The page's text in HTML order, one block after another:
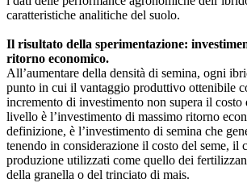
caratteristiche analitiche del suolo.
Il risultato della sperimentazione:
ritorno economico.
All’aumentare della densità di semina, ogni
punto in cui il vantaggio produttivo ottenibile
incremento di investimento non supera il
livello è l’investimento di massimo ritorno
definizione, è l’investimento di semina che
tenendo in considerazione il costo del seme, il
produzione utilizzati come quello dei
della granella o del trinciato di mais.